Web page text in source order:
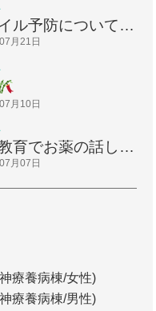
ル予防についてお
ました！
月21日
月10日
育でお薬の話しを
ました
月07日
療養病棟/女性)
療養病棟/男性)